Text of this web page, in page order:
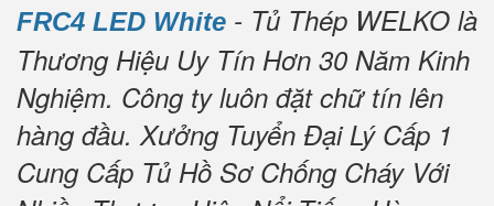
FRC4 LED White - Tủ Thép WELKO là
Thương Hiệu Uy Tín Hơn 30 Năm Kinh
Nghiệm. Công ty luôn đặt chữ tín lên
hàng đầu. Xưởng Tuyển Đại Lý Cấp 1
Cung Cấp Tủ Hồ Sơ Chống Cháy Với